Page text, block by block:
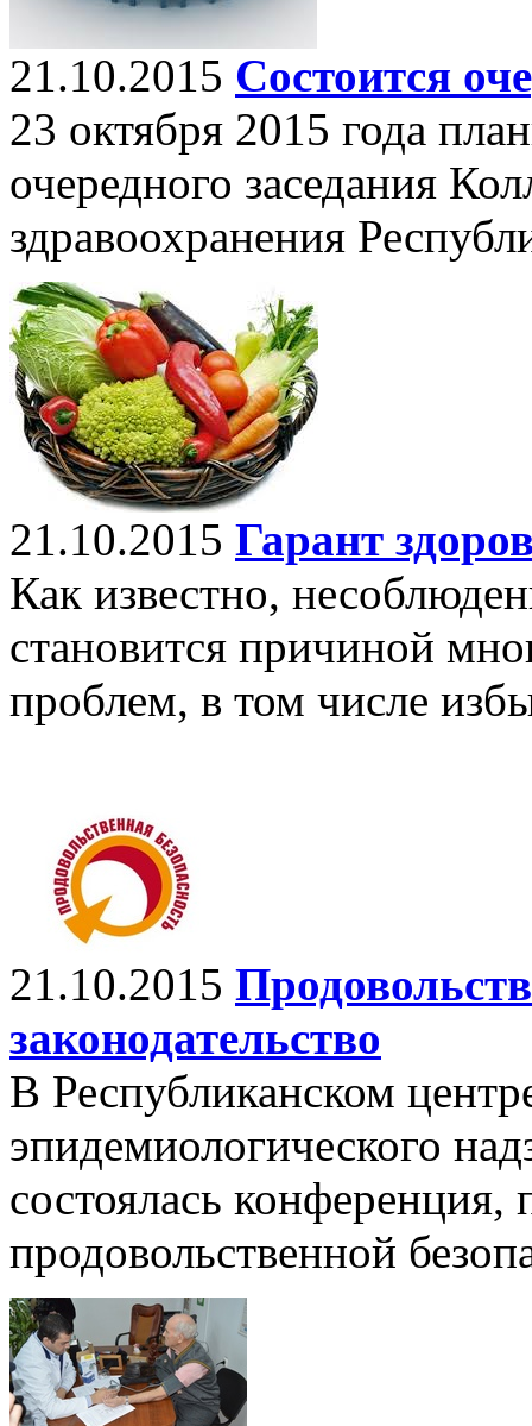
21.10.2015 Состоится
23 октября 2015 года
очередного заседания
здравоохранения
21.10.2015 Гарант
Как известно,
становится причиной
проблем, в том числе
21.10.2015
законодательство
В Республиканском
эпидемиологического
состоялась
продовольственной